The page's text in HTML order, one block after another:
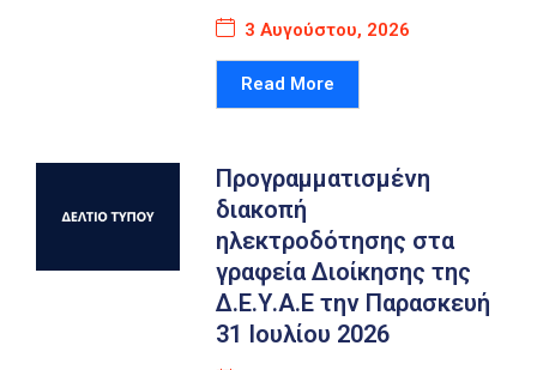
3 Αυγούστου, 2026
Read More
Προγραμματισμένη
διακοπή
ηλεκτροδότησης στα
γραφεία Διοίκησης της
Δ.Ε.Υ.Α.Ε την Παρασκευή
31 Ιουλίου 2026